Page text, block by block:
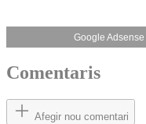
Google
Comentaris
Afegir nou comentari